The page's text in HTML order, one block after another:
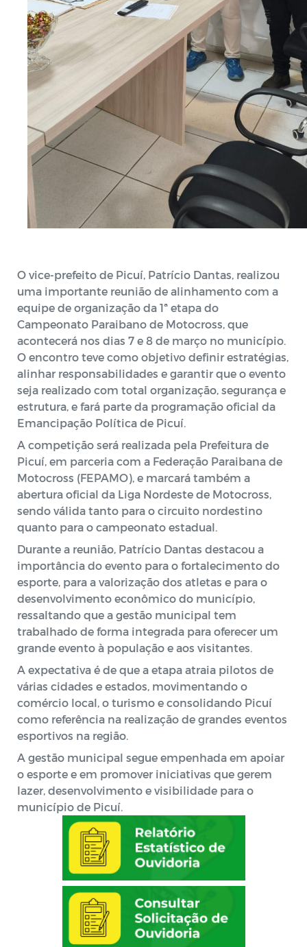
O vice-prefeito de Picuí, Patrício Dantas, realizou
uma importante reunião de alinhamento com a
equipe de organização da 1ª etapa do
Campeonato Paraibano de Motocross, que
acontecerá nos dias 7 e 8 de março no município.
O encontro teve como objetivo definir estratégias,
alinhar responsabilidades e garantir que o evento
seja realizado com total organização, segurança e
estrutura, e fará parte da programação oficial da
Emancipação Política de Picuí.
A competição será realizada pela Prefeitura de
Picuí, em parceria com a Federação Paraibana de
Motocross (FEPAMO), e marcará também a
abertura oficial da Liga Nordeste de Motocross,
sendo válida tanto para o circuito nordestino
quanto para o campeonato estadual.
Durante a reunião, Patrício Dantas destacou a
importância do evento para o fortalecimento do
esporte, para a valorização dos atletas e para o
desenvolvimento econômico do município,
ressaltando que a gestão municipal tem
trabalhado de forma integrada para oferecer um
grande evento à população e aos visitantes.
A expectativa é de que a etapa atraia pilotos de
várias cidades e estados, movimentando o
comércio local, o turismo e consolidando Picuí
como referência na realização de grandes eventos
esportivos na região.
A gestão municipal segue empenhada em apoiar
o esporte e em promover iniciativas que gerem
lazer, desenvolvimento e visibilidade para o
município de Picuí.